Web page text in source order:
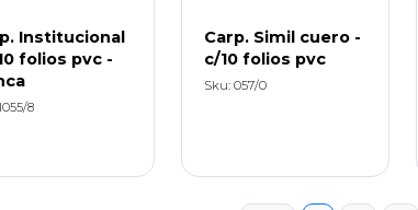
Institucional
folios pvc -
8
Carp. Simil cuero -
c/10 folios pvc
Sku: 057/0